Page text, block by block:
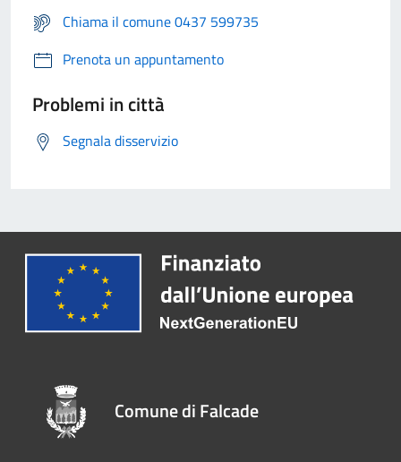
Chiama il comune 0437 599735
Prenota un appuntamento
Problemi in città
Segnala disservizio
Comune di Falcade